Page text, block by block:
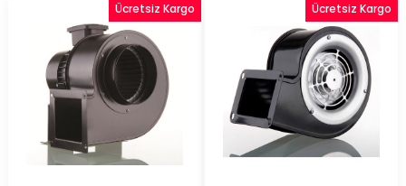
Ücretsiz Kargo Ücretsiz Kargo